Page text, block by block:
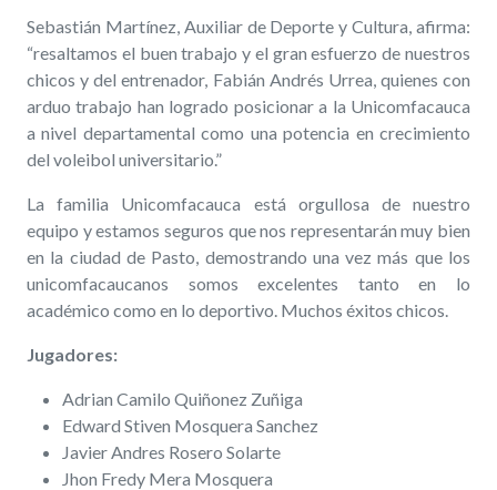
Sebastián Martínez, Auxiliar de Deporte y Cultura, afirma:
“resaltamos el buen trabajo y el gran esfuerzo de nuestros
chicos y del entrenador, Fabián Andrés Urrea, quienes con
arduo trabajo han logrado posicionar a la Unicomfacauca
a nivel departamental como una potencia en crecimiento
del voleibol universitario.”
La familia Unicomfacauca está orgullosa de nuestro
equipo y estamos seguros que nos representarán muy bien
en la ciudad de Pasto, demostrando una vez más que los
unicomfacaucanos somos excelentes tanto en lo
académico como en lo deportivo. Muchos éxitos chicos.
Jugadores:
Adrian Camilo Quiñonez Zuñiga
Edward Stiven Mosquera Sanchez
Javier Andres Rosero Solarte
Jhon Fredy Mera Mosquera